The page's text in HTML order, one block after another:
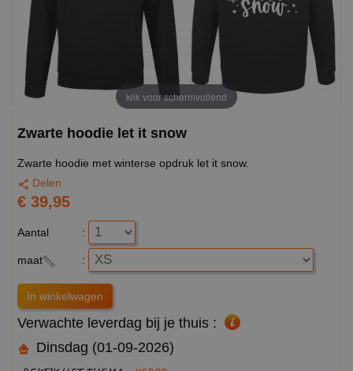
klik voor schermvullend
Zwarte hoodie let it snow
Zwarte hoodie met winterse opdruk let it snow.
Delen
€ 39,95
Aantal :
maat :
Verwachte leverdag bij je thuis :
Dinsdag (01-09-2026)